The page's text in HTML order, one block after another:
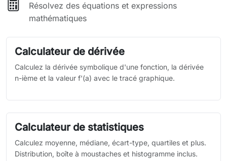
Résolvez des équations et expressions
mathématiques
Calculateur de dérivée
Calculez la dérivée symbolique d'une fonction, la dérivée
n-ième et la valeur f'(a) avec le tracé graphique.
Calculateur de statistiques
Calculez moyenne, médiane, écart-type, quartiles et plus.
Distribution, boîte à moustaches et histogramme inclus.